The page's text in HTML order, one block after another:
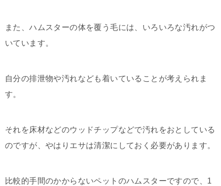
また、ハムスターの体を覆う毛には、いろいろな汚れがつ
いています。
自分の排泄物や汚れなども着いていることが考えられま
す。
それを床材などのウッドチップなどで汚れをおとしている
のですが、やはりエサは清潔にしておく必要があります。
比較的手間のかからないペットのハムスターですので、1